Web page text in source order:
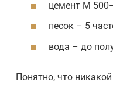
цемент М
песок – 5
вода – до
Понятно, что